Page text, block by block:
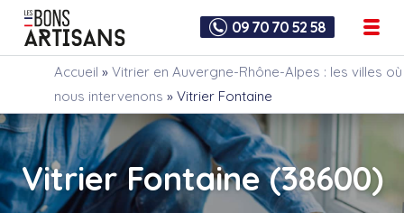
09 70 70 52 58
Accueil » Vitrier en Auvergne-Rhône-Alpes : les villes où
nous intervenons » Vitrier Fontaine
Vitrier Fontaine (38600)